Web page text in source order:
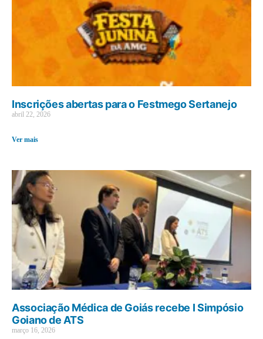
Inscrições abertas para o Festmego Sertanejo
abril 22, 2026
Ver mais
Associação Médica de Goiás recebe I Simpósio
Goiano de ATS
março 16, 2026